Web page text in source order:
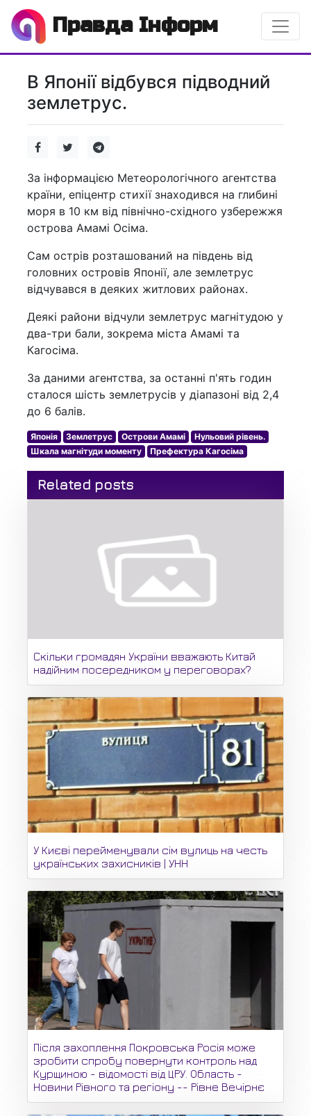
Правда Інформ
В Японії відбувся підводний
землетрус.
За інформацією Метеорологічного агентства
країни, епіцентр стихії знаходився на глибині
моря в 10 км від північно-східного узбережжя
острова Амамі Осіма.
Сам острів розташований на південь від
головних островів Японії, але землетрус
відчувався в деяких житлових районах.
Деякі райони відчули землетрус магнітудою у
два-три бали, зокрема міста Амамі та
Кагосіма.
За даними агентства, за останні п'ять годин
сталося шість землетрусів у діапазоні від 2,4
до 6 балів.
Японія Землетрус Острови Амамі
Нульовий рівень.
Шкала магнітуди моменту
Префектура Кагосіма
Related posts
Скільки громадян України вважають Китай
надійним посередником у переговорах?
У Києві перейменували сім вулиць на честь
українських захисників | УНН
Після захоплення Покровська Росія може
зробити спробу повернути контроль над
Курщиною - відомості від ЦРУ. Область -
Новини Рівного та регіону -- Рівне Вечірнє